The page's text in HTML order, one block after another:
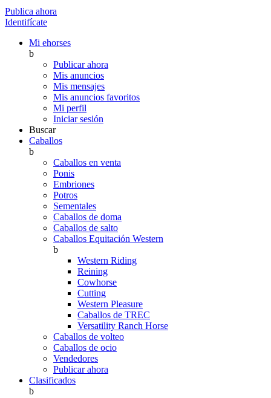
Publica ahora
Identifícate
Mi ehorses
b
Publicar ahora
Mis anuncios
Mis mensajes
Mis anuncios favoritos
Mi perfil
Iniciar sesión
Buscar
Caballos
b
Caballos en venta
Ponis
Embriones
Potros
Sementales
Caballos de doma
Caballos de salto
Caballos Equitación Western
b
Western Riding
Reining
Cowhorse
Cutting
Western Pleasure
Caballos de TREC
Versatility Ranch Horse
Caballos de volteo
Caballos de ocio
Vendedores
Publicar ahora
Clasificados
b